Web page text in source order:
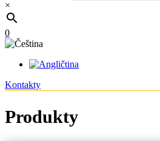
×
0
Kontakty
Produkty